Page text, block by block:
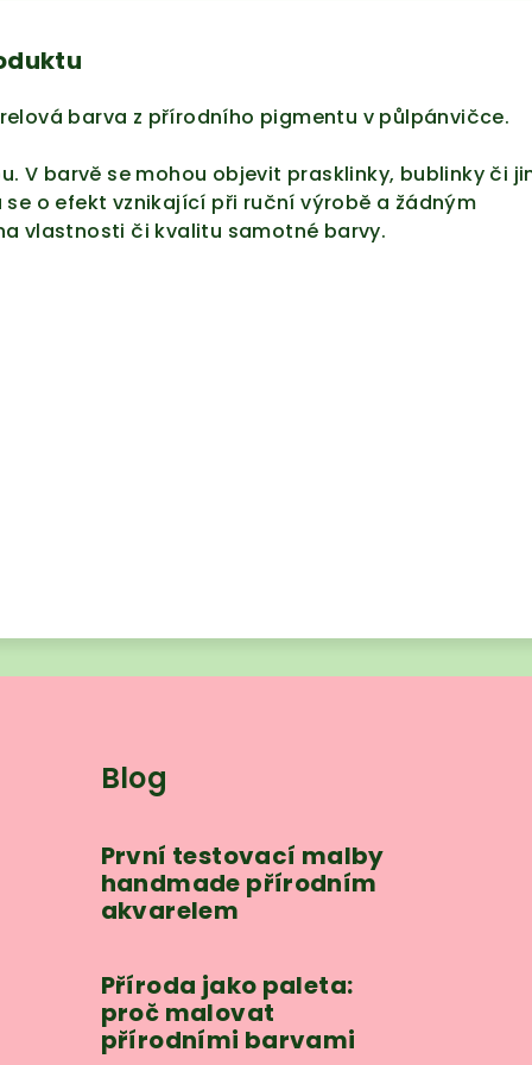
barva z přírodního pigmentu v půlpánvičce.
V barvě se mohou objevit prasklinky, bublinky či
o efekt vznikající při ruční výrobě a žádným
vlastnosti či kvalitu samotné barvy.
Blog
První testovací malby
handmade přírodním
akvarelem
Příroda jako paleta:
proč malovat
přírodními barvami